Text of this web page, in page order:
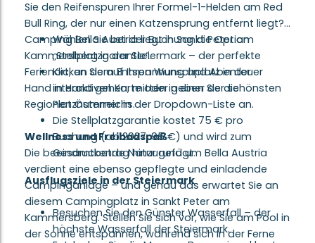
Sie den Reifenspuren Ihrer Formel-1-Helden am Red
Bull Ring, der nur einen Katzensprung entfernt liegt?
Camping Bella Austria liegt in Sankt Peter am
Kammersberg in der Steiermark – der perfekte
Ferienort, an dem Entspannung und Abenteuer
Hand in Hand gehen, mitten in einer der schönsten
Regionen Österreichs.
Wellness und Freibadspaß
Die beeindruckende Natur rund um Bella Austria
verdient eine ebenso gepflegte und einladende
Campinganlage – und genau das erwartet Sie an
diesem Campingplatz in Sankt Peter am
Kammersberg. Stellen Sie sich vor, wie Sie am Pool in
der Sonne entspannen, während sich in der Ferne
Wählen Sie bei der Buchung die Option
„Stellplatzgarantie“.
Klicken Sie auf Ihren Wunschplatz in der
interaktiven Karte oder geben Sie die
Platznummer in der Dropdown-Liste an.
Die Stellplatzgarantie kostet 75 € pro
Buchung (ab 2027: 95 €) und wird zum
Gesamtbetrag hinzugefügt.
Ausflugsziele in der Steiermark
Besuchen Sie den Günster Wasserfall – der
höchste Wasserfall der Steiermark.